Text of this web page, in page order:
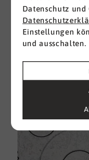
Datenschutz und
Einstellungen
und ausschalten.